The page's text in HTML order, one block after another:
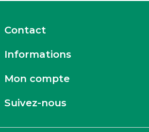
Contact
Informations
Mon compte
Suivez-nous